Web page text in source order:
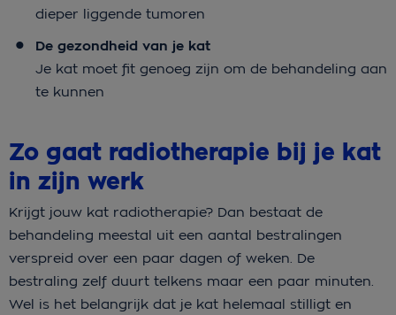
dieper liggende tumoren
De gezondheid van je kat
Je kat moet fit genoeg zijn om de behandeling aan
te kunnen
Zo gaat radiotherapie bij je kat
in zijn werk
Krijgt jouw kat radiotherapie? Dan bestaat de
behandeling meestal uit een aantal bestralingen
verspreid over een paar dagen of weken. De
bestraling zelf duurt telkens maar een paar minuten.
Wel is het belangrijk dat je kat helemaal stilligt en